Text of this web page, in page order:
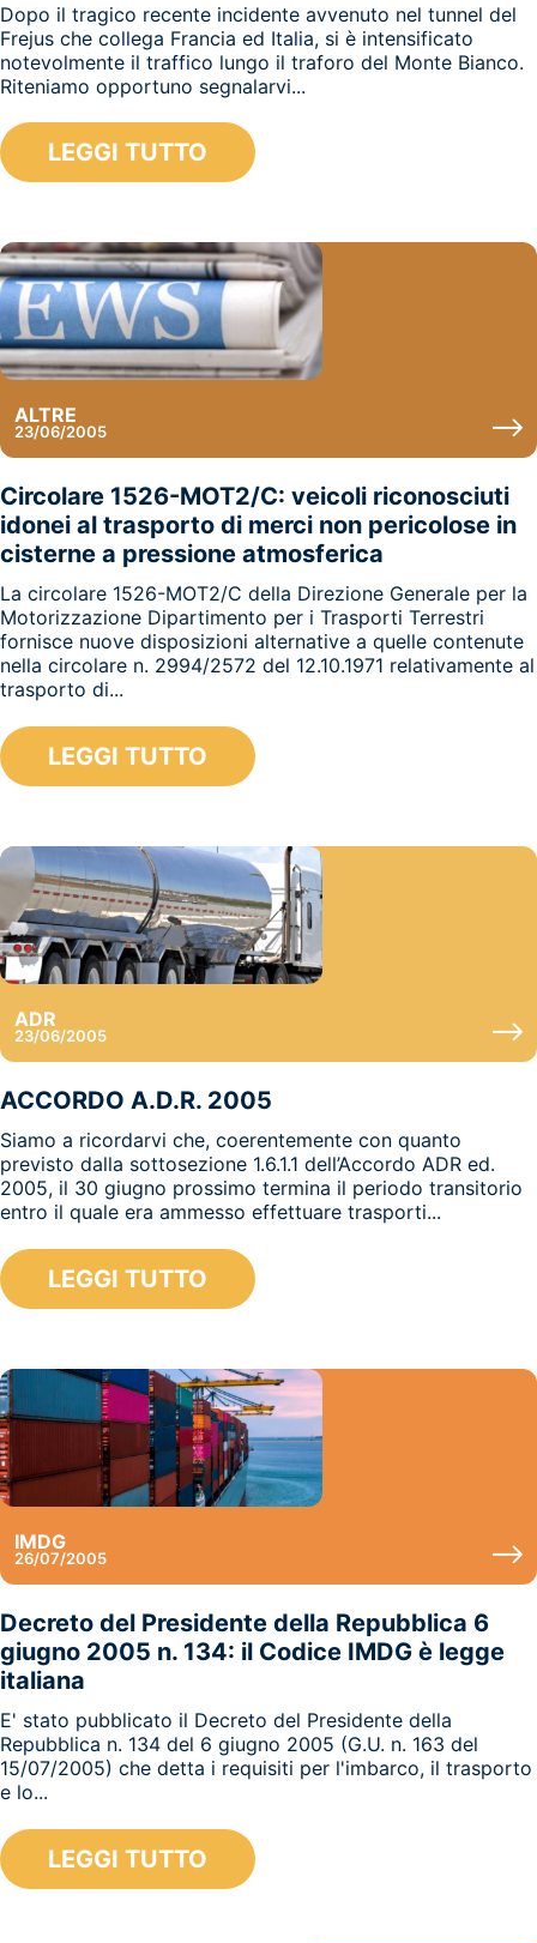
Dopo il tragico recente incidente avvenuto nel tunnel del
Frejus che collega Francia ed Italia, si è intensificato
notevolmente il traffico lungo il traforo del Monte Bianco.
Riteniamo opportuno segnalarvi...
LEGGI TUTTO
ALTRE
23/06/2005
Circolare 1526-MOT2/C: veicoli riconosciuti
idonei al trasporto di merci non pericolose in
cisterne a pressione atmosferica
La circolare 1526-MOT2/C della Direzione Generale per la
Motorizzazione Dipartimento per i Trasporti Terrestri
fornisce nuove disposizioni alternative a quelle contenute
nella circolare n. 2994/2572 del 12.10.1971 relativamente al
trasporto di...
LEGGI TUTTO
ADR
23/06/2005
ACCORDO A.D.R. 2005
Siamo a ricordarvi che, coerentemente con quanto
previsto dalla sottosezione 1.6.1.1 dell’Accordo ADR ed.
2005, il 30 giugno prossimo termina il periodo transitorio
entro il quale era ammesso effettuare trasporti...
LEGGI TUTTO
IMDG
26/07/2005
Decreto del Presidente della Repubblica 6
giugno 2005 n. 134: il Codice IMDG è legge
italiana
E' stato pubblicato il Decreto del Presidente della
Repubblica n. 134 del 6 giugno 2005 (G.U. n. 163 del
15/07/2005) che detta i requisiti per l'imbarco, il trasporto
e lo...
LEGGI TUTTO